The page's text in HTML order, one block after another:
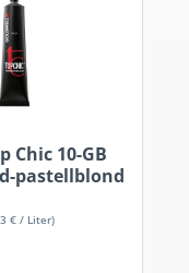
Chic 10-GB
pastellblond
€ / Liter)